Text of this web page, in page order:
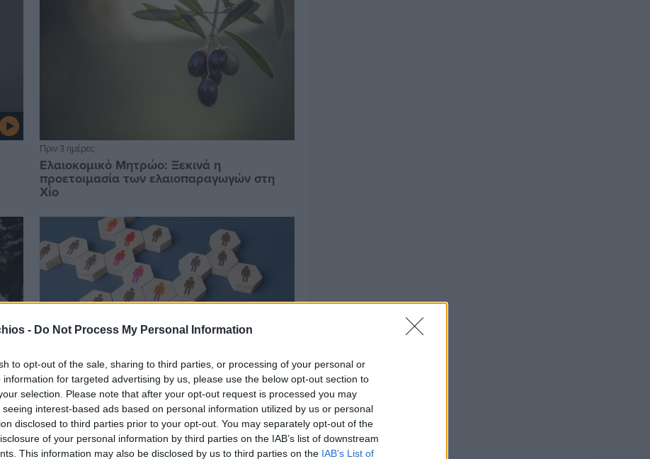
- Do Not Process My Personal Information
to opt-out of the sale, sharing to third parties, or processing of your personal or
information for targeted advertising by us, please use the below opt-out section to
selection. Please note that after your opt-out request is processed you may
seeing interest-based ads based on personal information utilized by us or personal
disclosed to third parties prior to your opt-out. You may separately opt-out of the
of your personal information by third parties on the IAB’s list of downstream
This information may also be disclosed by us to third parties on the IAB’s List of
Πριν 3 ημέρες
Ελαιοκομικό Μητρώο: Ξεκινά η
προετοιμασία των ελαιοπαραγωγών στη
Χίο
Πριν 3 ημέρες
Αδειάζουν τα νησιά – Το δημογραφικό στο
«κόκκινο»